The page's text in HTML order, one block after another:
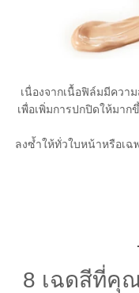
เนื่องจากเนื้อฟิล์มมีควา
เพื่อเพิ่มการปกปิดให้มา
ลงซ้ำให้ทั่วใบหน้าหรือเฉ
8 เฉดสีที่คุ